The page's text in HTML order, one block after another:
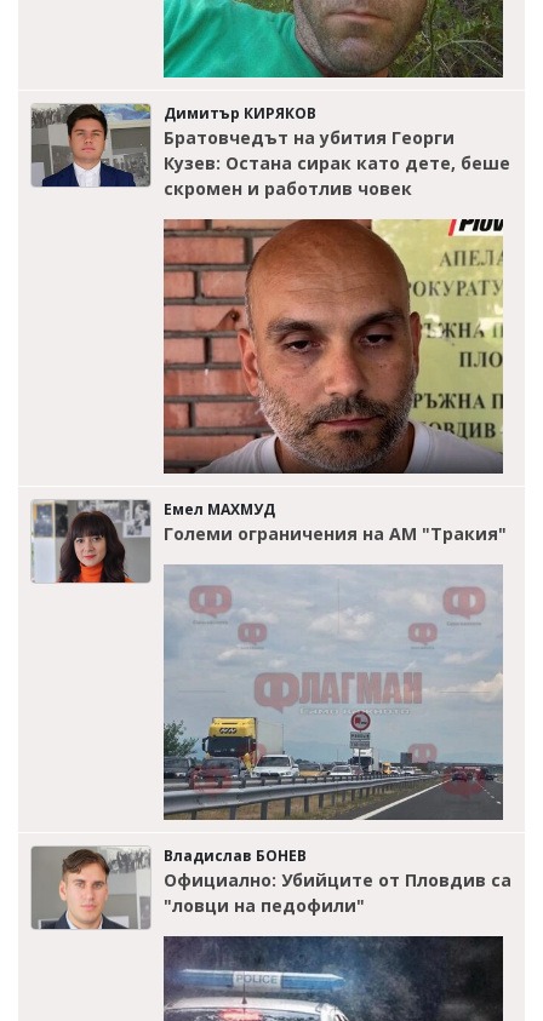
Димитър КИРЯКОВ
Братовчедът на убития Георги
Кузев: Остана сирак като дете, беше
скромен и работлив човек
Емел МАХМУД
Големи ограничения на АМ "Тракия"
Владислав БОНЕВ
Официално: Убийците от Пловдив са
"ловци на педофили"